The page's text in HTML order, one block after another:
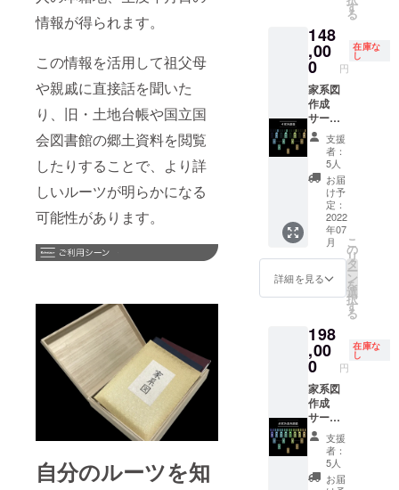
情報が得られます。
この情報を活用して祖父母
や親戚に直接話を聞いた
り、旧・土地台帳や国立国
会図書館の郷土資料を閲覧
したりすることで、より詳
しいルーツが明らかになる
可能性があります。
自分のルーツを知
計金額
に対す
るもの
です。
※ ご本
人様確
認のた
め、備
考欄に
生年月
日をご
記載く
ださ
い。 ※
リター
ン価格
は、原
則、税
込、送
です。
了承く
ださ
い。
誤って
支援さ
れた場
合ご支
援の
キャン
セル手
続きは
原則で
きかね
ます。
※ 値引
き額
は、販
売予定
価格に
計金額
に対す
るもの
です。
※ ご本
人様確
認のた
め、備
考欄に
生年月
日をご
ダー -
戸籍謄
本ホル
ダー -
家族年
表 - 家
族年表
ホル
ダー -
桐箱 -
メモリ
アル新
聞（4家
系） ※
未成年
者の方
はご支
援いた
だけま
了承く
ださ
い。
誤って
支援さ
れた場
合ご支
援の
キャン
セル手
続きは
す
る
148
,00
0 円
在庫な
し
家系図
作成
サービ
ス4家系
調査プ
ラン [一
般販売
予定価
格：税
168,000
円] ＜商
品内容
＞ - 家
系図 -
ダー -
戸籍謄
本ホル
ダー -
家族年
表 - 家
族年表
ホル
ダー -
桐箱 -
メモリ
支援
者：
5人
お届
け予
定：
2022
年07
月
詳細を見る
こ
の
リ
タ
ー
ン
を
選
択
す
る
198
,00
0 円
在庫な
し
家系図
作成
サービ
ス全家
系直系
調査プ
ラン [一
支援
者：
5人
お届